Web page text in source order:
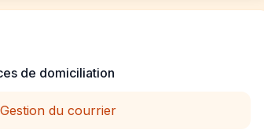
de domiciliation
Gestion du courrier